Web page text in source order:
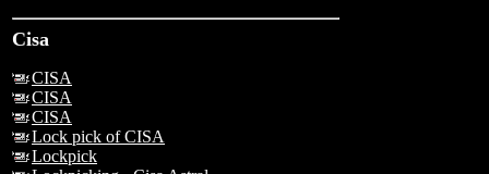
Cisa
CISA
CISA
CISA
Lock pick of CISA
Lockpick